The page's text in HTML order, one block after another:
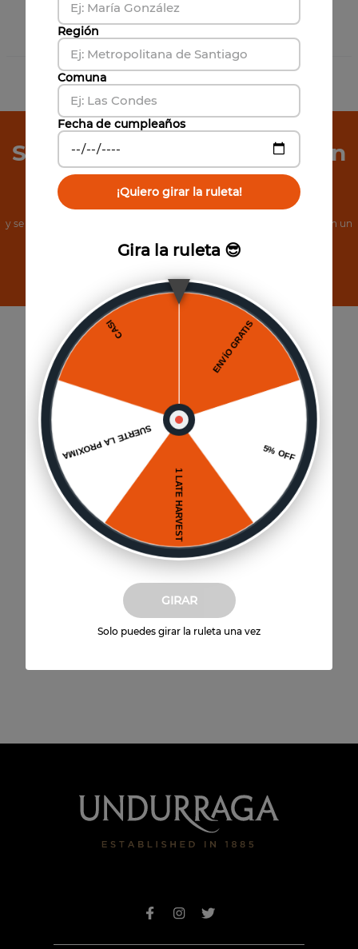
3Productos
Has visto todos los
Suscríbete a Nuestro Boletín
de Noticias
y se el primero en conocer nuestras increíbles ofertas, además, obtén un
Paga hasta 6 cuotas
Sin interés por Mercado Pago
Envío a domicilio
Gira la ruleta 😎
GIRAR
Solo puedes girar la ruleta una vez
Región
Comuna
Fecha de cumpleaños
¡Quiero girar la ruleta!